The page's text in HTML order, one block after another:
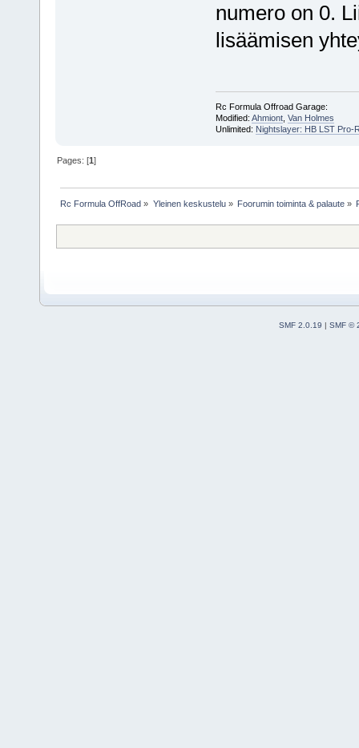
numero on 0.
lisäämisen
Rc Formula Offroad Garage:
Modified: Ahmiont, Van Holmes
Unlimited: Nightslayer: HB LST Pro-
Pages: [1]
Rc Formula OffRoad » Yleinen keskustelu» Foorumin toiminta & palaute»
SMF 2.0.19 | SMF ©